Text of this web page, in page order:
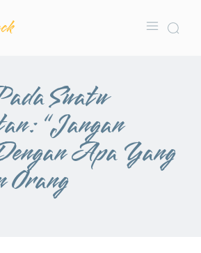
Suatu
“Jangan
Apa Yang